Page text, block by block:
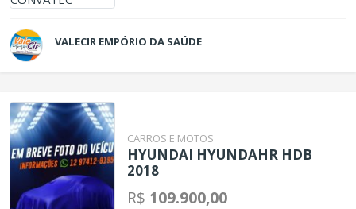
VALECIR EMPÓRIO DA SAÚDE
CARROS E MOTOS
HYUNDAI HYUNDAHR HDB
2018
R$ 109.900,00